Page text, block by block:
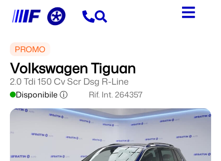
PROMO
Volkswagen Tiguan
2.0 Tdi 150 Cv Scr Dsg R-Line
Disponibile ⓘ Rif. Int. 264357